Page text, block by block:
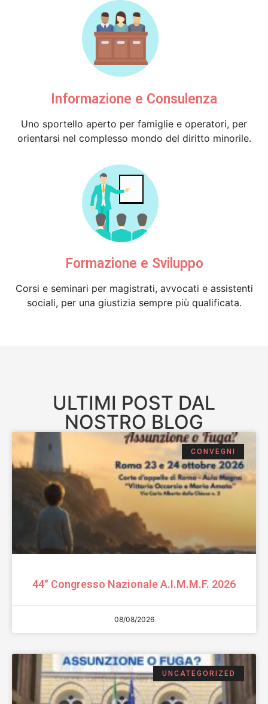
Informazione e Consulenza
Uno sportello aperto per famiglie e operatori, per
orientarsi nel complesso mondo del diritto minorile.
Formazione e Sviluppo
Corsi e seminari per magistrati, avvocati e assistenti
sociali, per una giustizia sempre più qualificata.
ULTIMI POST DAL
NOSTRO BLOG
CONVEGNI
44° Congresso Nazionale A.I.M.M.F. 2026
08/08/2026
UNCATEGORIZED